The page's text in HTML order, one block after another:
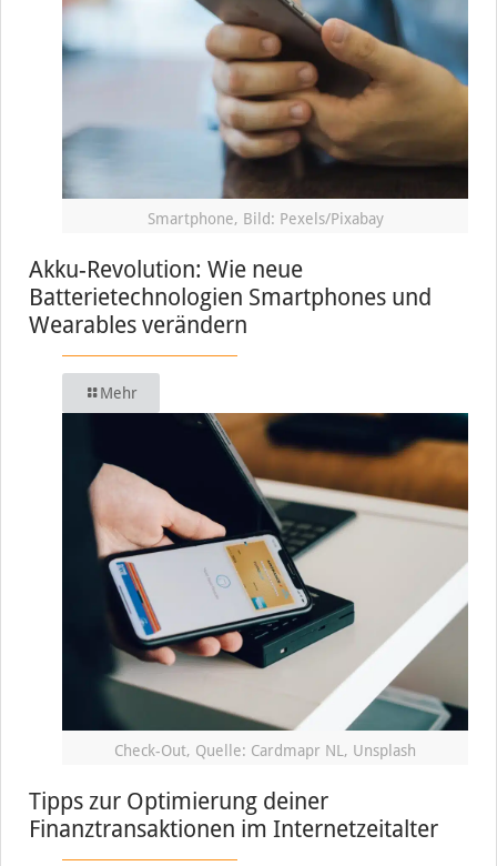
Smartphone, Bild: Pexels/Pixabay
Akku-Revolution: Wie neue
Batterietechnologien Smartphones und
Wearables verändern
Mehr
Check-Out, Quelle: Cardmapr NL, Unsplash
Tipps zur Optimierung deiner
Finanztransaktionen im Internetzeitalter